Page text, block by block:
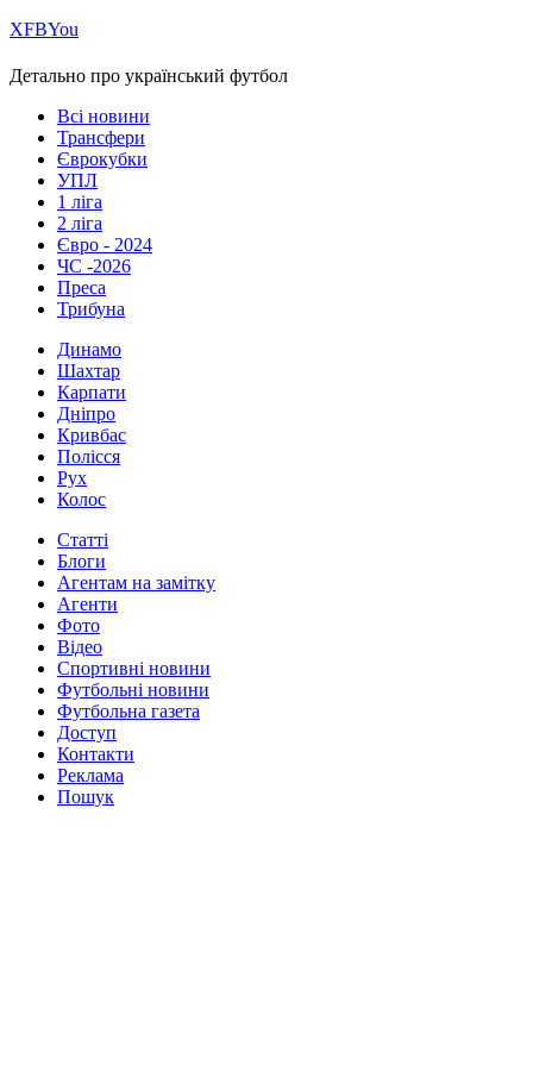
ХFBYou
Детально про український футбол
Всі новини
Трансфери
Єврокубки
УПЛ
1 ліга
2 ліга
Євро - 2024
ЧС -2026
Преса
Трибуна
Динамо
Шахтар
Карпати
Дніпро
Кривбас
Полісся
Рух
Колос
Статті
Блоги
Агентам на замітку
Агенти
Фото
Відео
Спортивні новини
Футбольні новини
Футбольна газета
Доступ
Контакти
Реклама
Пошук